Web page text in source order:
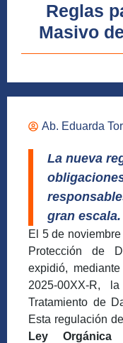
Reglas
Masivo
Ab. Eduarda
La nueva
gran escala.
El 5 de
Protección de
expidió,
2025-00XX-R,
Tratamiento de
Esta regulación
Ley